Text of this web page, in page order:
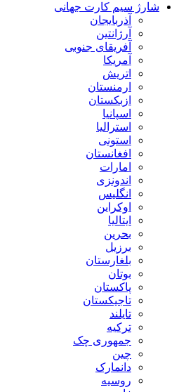
شارژ سیم کارت جهانی
آذربایجان
آرژانتین
آفریقای جنوبی
آمریکا
اتریش
ارمنستان
ازبکستان
اسپانیا
استرالیا
استونی
افغانستان
امارات
اندونزی
انگلیس
اوکراین
ایتالیا
بحرین
برزیل
بلغارستان
بوتان
پاکستان
تاجیکستان
تایلند
ترکیه
جمهوری چک
چین
دانمارک
روسیه